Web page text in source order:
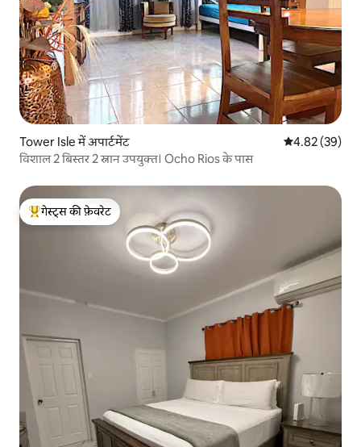
Tower Isle में अपार्टमेंट औसत रेटिंग 5 में
4.82 (39)
विशाल 2 बिस्तर 2 स्नान उपयुक्त। Ocho Rios के पास
गेस्ट्स का टॉप फ़ेवरेट
गेस्ट्स की फ़ेवरेट